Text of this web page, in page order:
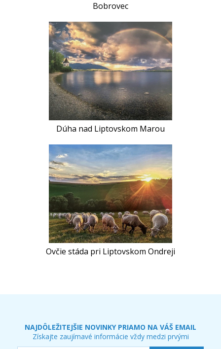
Bobrovec
Dúha nad Liptovskom Marou
Ovčie stáda pri Liptovskom Ondreji
NAJDÔLEŽITEJŠIE NOVINKY PRIAMO NA VÁŠ EMAIL
Získajte zaujímavé informácie vždy medzi prvými